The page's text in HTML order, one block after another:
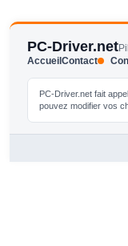
PC-Driver.net
AccueilContact
PC-Driver.net fait
pouvez modifier vos